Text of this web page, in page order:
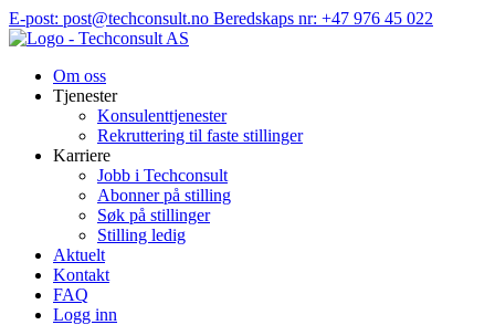
Hopp
til
E-post: post@techconsult.no Beredskaps nr: +47 976 45 022
Om oss
Tjenester
Konsulenttjenester
Rekruttering til faste stillinger
Karriere
Jobb i Techconsult
Abonner på stilling
Søk på stillinger
Stilling ledig
Aktuelt
Kontakt
FAQ
Logg inn